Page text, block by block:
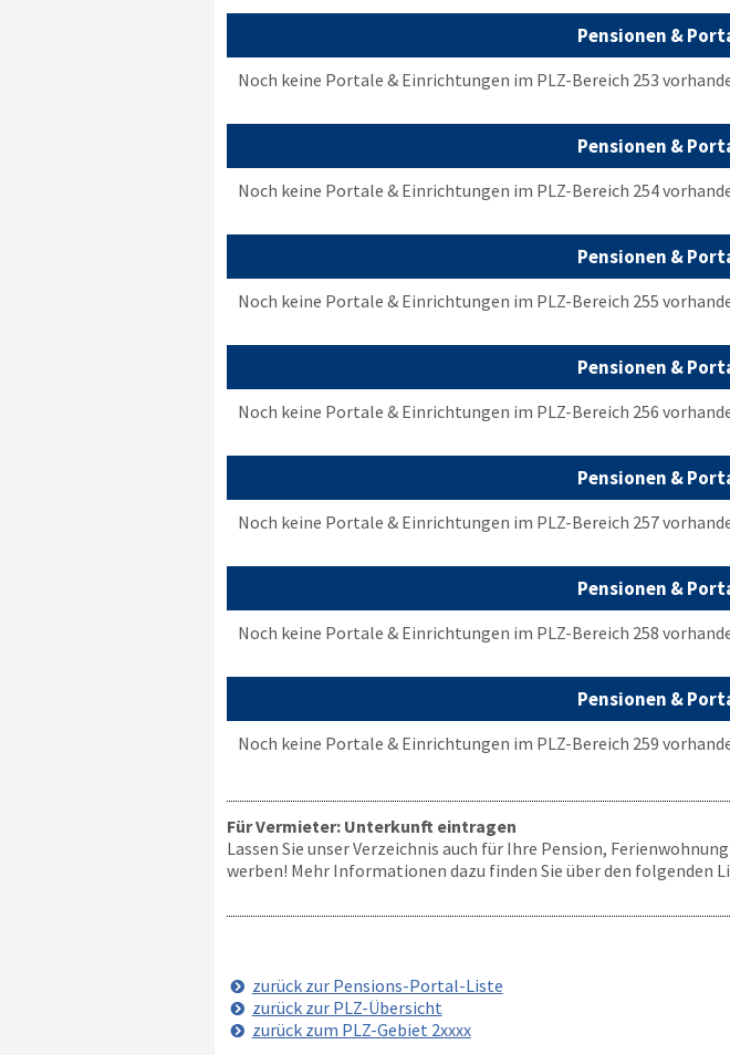
Pensionen &
Noch keine Portale & Einrichtungen im PLZ-Bereich 253
Pensionen &
Noch keine Portale & Einrichtungen im PLZ-Bereich 254
Pensionen &
Noch keine Portale & Einrichtungen im PLZ-Bereich 255
Pensionen &
Noch keine Portale & Einrichtungen im PLZ-Bereich 256
Pensionen &
Noch keine Portale & Einrichtungen im PLZ-Bereich 257
Pensionen &
Noch keine Portale & Einrichtungen im PLZ-Bereich 258
Pensionen &
Noch keine Portale & Einrichtungen im PLZ-Bereich 259
Für Vermieter: Unterkunft eintragen
Lassen Sie unser Verzeichnis auch für Ihre Pension,
werben! Mehr Informationen dazu finden Sie über den folgenden
zurück zur Pensions-Portal-Liste
zurück zur PLZ-Übersicht
zurück zum PLZ-Gebiet 2xxxx